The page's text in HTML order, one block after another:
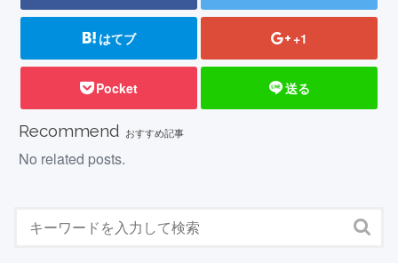
はてブ +1
Pocket 送る
Recommend おすすめ記事
No related posts.